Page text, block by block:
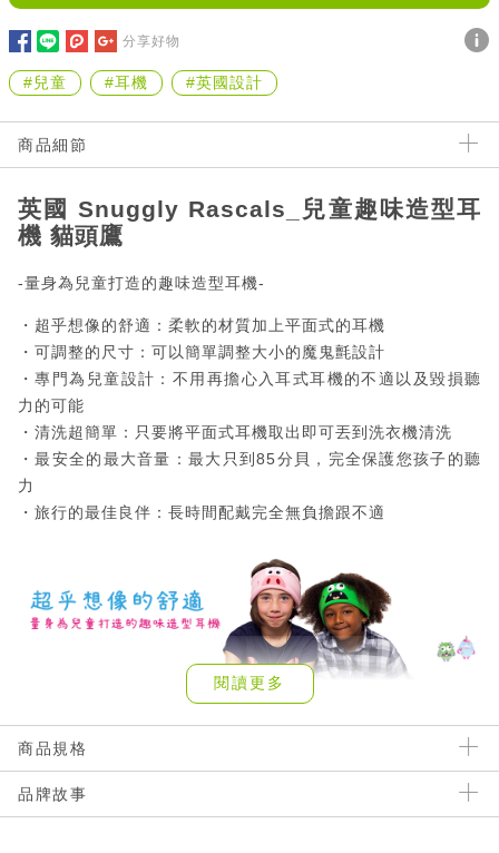
分享好物
#兒童 #耳機 #英國設計
商品細節
英國 Snuggly Rascals_兒童趣味造型耳
機 貓頭鷹
-量身為兒童打造的趣味造型耳機-
・超乎想像的舒適：柔軟的材質加上平面式的耳機
・可調整的尺寸：可以簡單調整大小的魔鬼氈設計
・專門為兒童設計：不用再擔心入耳式耳機的不適以及毀損聽
力的可能
・清洗超簡單：只要將平面式耳機取出即可丟到洗衣機清洗
・最安全的最大音量：最大只到85分貝，完全保護您孩子的聽
力
・旅行的最佳良伴：長時間配戴完全無負擔跟不適
閱讀更多
商品規格
品牌故事